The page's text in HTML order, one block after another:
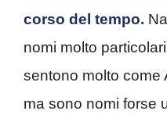
corso del tempo.
nomi molto
sentono molto come
ma sono nomi forse